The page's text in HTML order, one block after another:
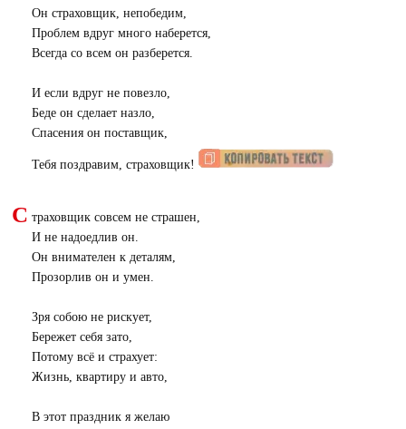
Он страховщик, непобедим,
Проблем вдруг много наберется,
Всегда со всем он разберется.
И если вдруг не повезло,
Беде он сделает назло,
Спасения он поставщик,
Тебя поздравим, страховщик!
С траховщик совсем не страшен,
И не надоедлив он.
Он внимателен к деталям,
Прозорлив он и умен.
Зря собою не рискует,
Бережет себя зато,
Потому всё и страхует:
Жизнь, квартиру и авто,
В этот праздник я желаю